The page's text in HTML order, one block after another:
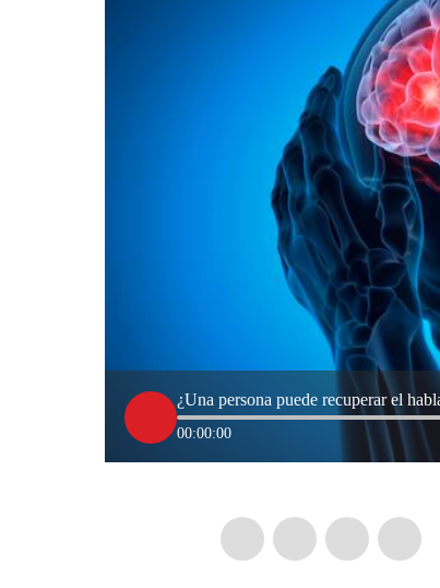
¿Una persona puede recuperar el
00:00:00